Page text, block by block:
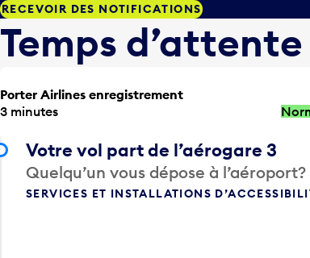
RECEVOIR DES NOTIFICATIONS
Temps
Porter Airlines enregistrement
3 minutes
Votre vol part de l’aérogare 3
Quelqu’un vous dépose à
SERVICES ET INSTALLATIONS